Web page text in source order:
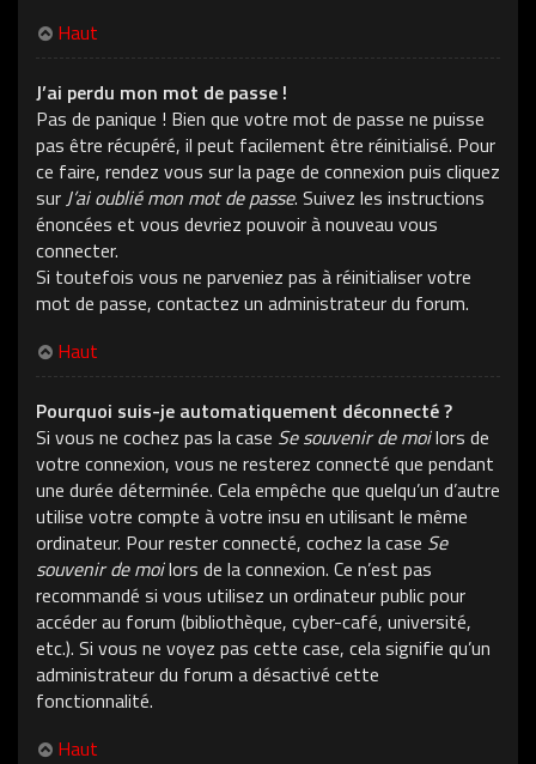
Haut
J’ai perdu mon mot de passe !
Pas de panique ! Bien que votre mot de passe ne puisse
pas être récupéré, il peut facilement être réinitialisé. Pour
ce faire, rendez vous sur la page de connexion puis cliquez
sur J’ai oublié mon mot de passe. Suivez les instructions
énoncées et vous devriez pouvoir à nouveau vous
connecter.
Si toutefois vous ne parveniez pas à réinitialiser votre
mot de passe, contactez un administrateur du forum.
Haut
Pourquoi suis-je automatiquement déconnecté ?
Si vous ne cochez pas la case Se souvenir de moilors de
votre connexion, vous ne resterez connecté que pendant
une durée déterminée. Cela empêche que quelqu’un d’autre
utilise votre compte à votre insu en utilisant le même
ordinateur. Pour rester connecté, cochez la case Se
souvenir de moilors de la connexion. Ce n’est pas
recommandé si vous utilisez un ordinateur public pour
accéder au forum (bibliothèque, cyber-café, université,
etc.). Si vous ne voyez pas cette case, cela signifie qu’un
administrateur du forum a désactivé cette
fonctionnalité.
Haut